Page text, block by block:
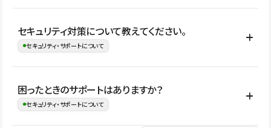
はい。CMSやコンポーネントを活用して更新範囲を設計しておく
ことで、デザインを崩しにくい状態で運用できます。 さらにコン
ながらレイアウトに影響を与えずに更新作業を進めやすくなりま
す。
セキュリティ対策について教えてください。
セキュリティ・サポートについて
Studioでは、公開サイトやサービスを安全に利用できるよう、通信
の暗号化、データ保護、アクセス管理、脆弱性対策など、複数の観
困ったときのサポートはありますか？
セキュリティ・サポートについて